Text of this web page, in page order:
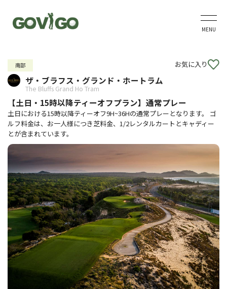
MENU
南部 お気に入り
ザ・ブラフス・グランド・ホートラム
The Bluffs Grand Ho Tram
【土日・15時以降ティーオフプラン】通常プレー
土日における15時以降ティーオフ9H~36Hの通常プレーとなります。 ゴ
ルフ料金は、お一人様につき芝料金、1/2レンタルカートとキャディー
とが含まれています。